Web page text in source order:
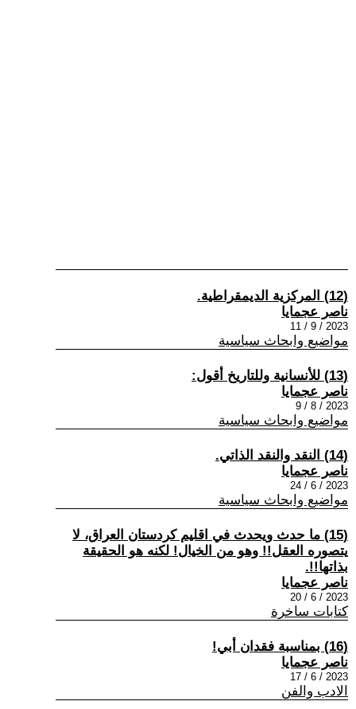
(12) المركزية الديمقراطية.
ناصر عجمايا
2023 / 9 / 11
مواضيع وابحاث سياسية
(13) للأنسانية وللتاريخ أقول:
ناصر عجمايا
2023 / 8 / 9
مواضيع وابحاث سياسية
(14) النقد والنقد الذاتي.
ناصر عجمايا
2023 / 6 / 24
مواضيع وابحاث سياسية
(15) ما حدث ويحدث في اقليم كردستان العراق، لا
يتصوره العقل!! وهو من الخيال! لكنه هو الحقيقة
بذاتها!!.
ناصر عجمايا
2023 / 6 / 20
كتابات ساخرة
(16) بمناسبة فقدان أبي!
ناصر عجمايا
2023 / 6 / 17
الادب والفن